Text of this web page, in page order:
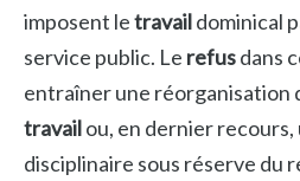
imposent letravaildominical
service public. Le refusdans
entraîner une réorganisation
travailou, en dernier
disciplinaire sous réserve du